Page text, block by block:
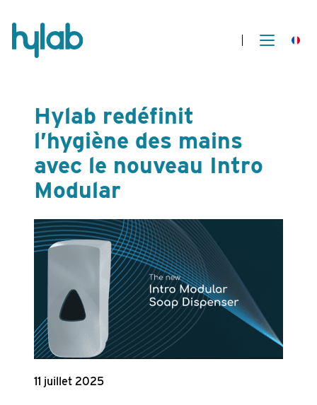
Hylab redéfinit
l’hygiène des mains
avec le nouveau Intro
Modular
11 juillet 2025